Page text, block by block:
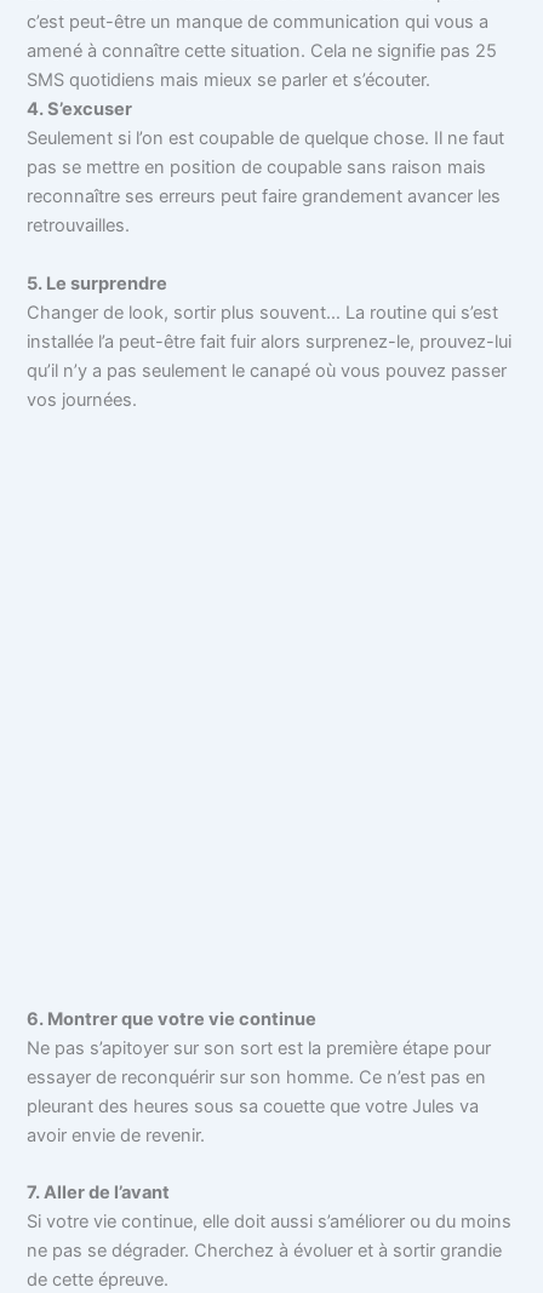
c’est peut-être un manque de communication qui vous a
amené à connaître cette situation. Cela ne signifie pas 25
SMS quotidiens mais mieux se parler et s’écouter.
4. S’excuser
Seulement si l’on est coupable de quelque chose. Il ne faut
pas se mettre en position de coupable sans raison mais
reconnaître ses erreurs peut faire grandement avancer les
retrouvailles.
5. Le surprendre
Changer de look, sortir plus souvent… La routine qui s’est
installée l’a peut-être fait fuir alors surprenez-le, prouvez-lui
qu’il n’y a pas seulement le canapé où vous pouvez passer
vos journées.
6. Montrer que votre vie continue
Ne pas s’apitoyer sur son sort est la première étape pour
essayer de reconquérir sur son homme. Ce n’est pas en
pleurant des heures sous sa couette que votre Jules va
avoir envie de revenir.
7. Aller de l’avant
Si votre vie continue, elle doit aussi s’améliorer ou du moins
ne pas se dégrader. Cherchez à évoluer et à sortir grandie
de cette épreuve.